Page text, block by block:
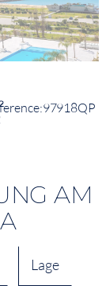
97918QP
AM
Lage